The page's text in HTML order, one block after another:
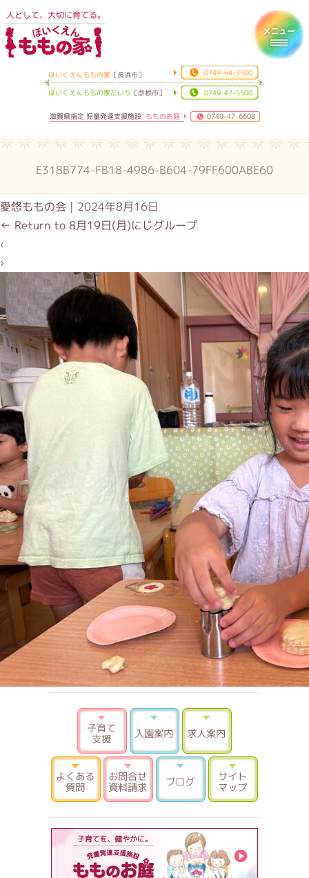
人として、大切に育てる。
ほいくえんももの家 ［長浜市］ 0749-64-3500
ほいくえんももの家だいち ［彦根市］ 0749-47-5500
滋賀県指定 児童発達支援施設もものお庭 0749-47-6608
E318B774-FB18-4986-B604-79FF600ABE60
愛悠ももの会 | 2024年8月16日
← Return to 8月19日(月)にじグループ
‹
›
子育て支援入園案内
よくある質問お問合せ 資料請求
ブログ